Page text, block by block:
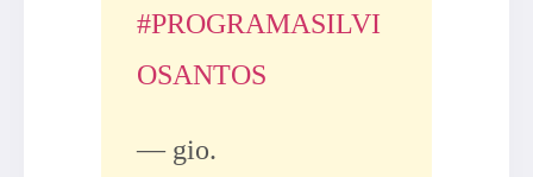
#PROGRAMASILVI
OSANTOS
— gio.